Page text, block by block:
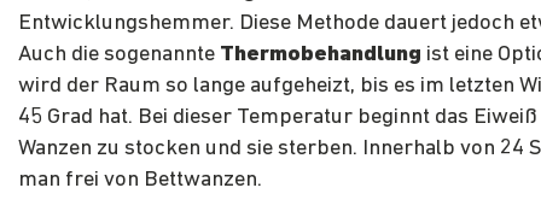
Entwicklungshemmer. Diese Methode dauert jedoch
Auch die sogenannte Thermobehandlung ist eine
wird der Raum so lange aufgeheizt, bis es im letzten
45 Grad hat. Bei dieser Temperatur beginnt das Eiweiß
Wanzen zu stocken und sie sterben. Innerhalb von 24
man frei von Bettwanzen.